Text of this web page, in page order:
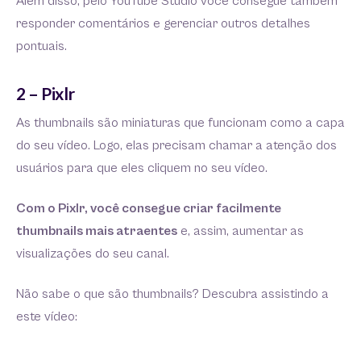
responder comentários e gerenciar outros detalhes
pontuais.
2 – Pixlr
As thumbnails são miniaturas que funcionam como a capa
do seu vídeo. Logo, elas precisam chamar a atenção dos
usuários para que eles cliquem no seu vídeo.
Com o Pixlr, você consegue criar facilmente
thumbnails mais atraentes e, assim, aumentar as
visualizações do seu canal.
Não sabe o que são thumbnails? Descubra assistindo a
este vídeo: